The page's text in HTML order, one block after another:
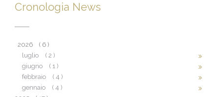
Cronologia News
2026
( 6 )
luglio
( 2 )
giugno
( 1 )
febbraio
( 4 )
gennaio
( 4 )